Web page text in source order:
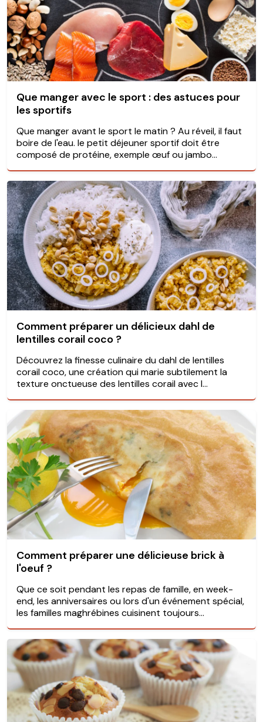
Que manger avec le sport : des astuces pour
les sportifs
Que manger avant le sport le matin ? Au réveil, il faut
boire de l'eau. le petit déjeuner sportif doit être
composé de protéine, exemple œuf ou jambo...
Comment préparer un délicieux dahl de
lentilles corail coco ?
Découvrez la finesse culinaire du dahl de lentilles
corail coco, une création qui marie subtilement la
texture onctueuse des lentilles corail avec l...
Comment préparer une délicieuse brick à
l'oeuf ?
Que ce soit pendant les repas de famille, en week-
end, les anniversaires ou lors d'un événement spécial,
les familles maghrébines cuisinent toujours...